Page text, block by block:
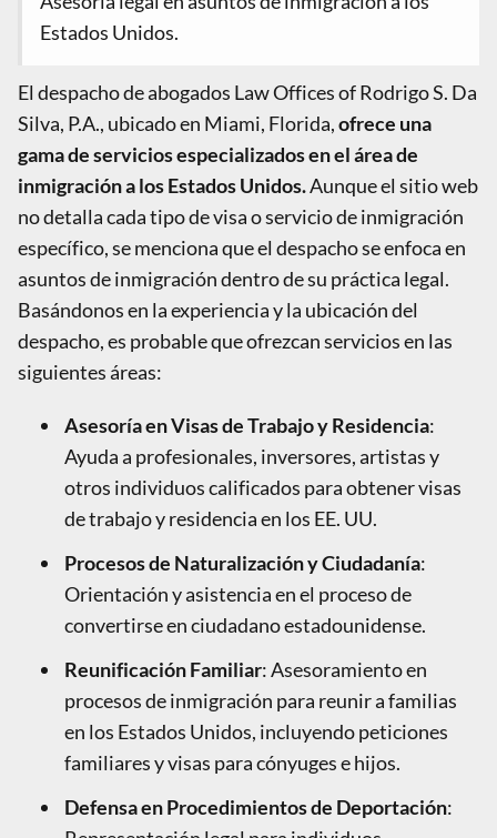
Estados Unidos.
El despacho de abogados Law Offices of Rodrigo S. Da
Silva, P.A., ubicado en Miami, Florida,ofrece una
gama de servicios especializados en el área de
inmigración a los Estados Unidos.Aunque el sitio web
no detalla cada tipo de visa o servicio de inmigración
específico, se menciona que el despacho se enfoca en
asuntos de inmigración dentro de su práctica legal.
Basándonos en la experiencia y la ubicación del
despacho, es probable que ofrezcan servicios en las
siguientes áreas:
Asesoría en Visas de Trabajo y Residencia:
Ayuda a profesionales, inversores, artistas y
otros individuos calificados para obtener visas
de trabajo y residencia en los EE. UU.
Procesos de Naturalización y Ciudadanía:
Orientación y asistencia en el proceso de
convertirse en ciudadano estadounidense.
Reunificación Familiar: Asesoramiento en
procesos de inmigración para reunir a familias
en los Estados Unidos, incluyendo peticiones
familiares y visas para cónyuges e hijos.
Defensa en Procedimientos de Deportación: